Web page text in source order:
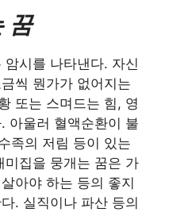
꿈
시를 나타낸다. 자신
씩 뭔가가 없어지는
또는 스며드는 힘, 영
아울러 혈액순환이 불
족의 저림 등이 있는
미집을 뭉개는 꿈은 가
아야 하는 등의 좋지
. 실직이나 파산 등의